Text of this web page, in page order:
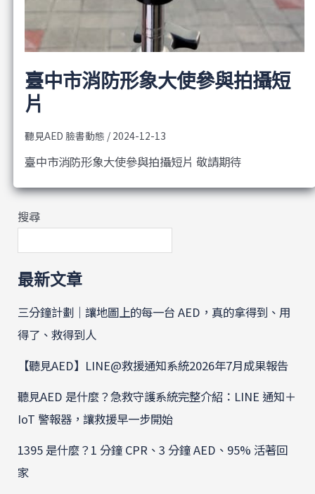
臺中市消防形象大使參與拍攝短
片
聽見AED 臉書動態 / 2024-12-13
臺中市消防形象大使參與拍攝短片 敬請期待
搜尋
最新文章
三分鐘計劃｜讓地圖上的每一台 AED，真的拿得到、用
得了、救得到人
【聽見AED】LINE@救援通知系統2026年7月成果報告
聽見AED 是什麼？急救守護系統完整介紹：LINE 通知＋
IoT 警報器，讓救援早一步開始
1395 是什麼？1 分鐘 CPR、3 分鐘 AED、95% 活著回
家